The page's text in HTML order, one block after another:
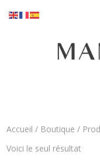
Accueil / Boutique /
Voici le seul résultat